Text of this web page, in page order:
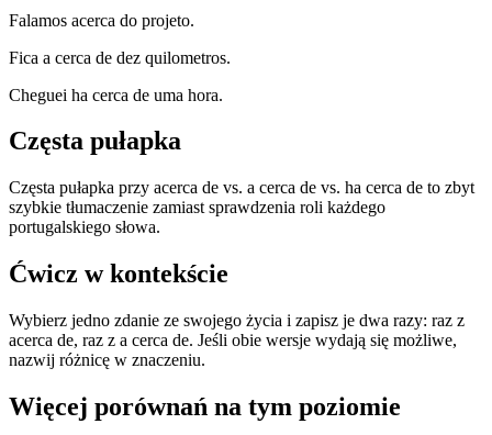
Falamos acerca do projeto.
Fica a cerca de dez quilometros.
Cheguei ha cerca de uma hora.
Częsta pułapka
Częsta pułapka przy acerca de vs. a cerca de vs. ha cerca de to zbyt
szybkie tłumaczenie zamiast sprawdzenia roli każdego
portugalskiego słowa.
Ćwicz w kontekście
Wybierz jedno zdanie ze swojego życia i zapisz je dwa razy: raz z
acerca de, raz z a cerca de. Jeśli obie wersje wydają się możliwe,
nazwij różnicę w znaczeniu.
Więcej porównań na tym poziomie